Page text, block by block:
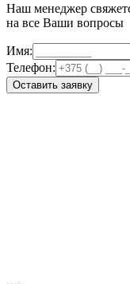
Наш менеджер
на все Ваши вопросы
Имя:
Телефон:
Оставить заявку